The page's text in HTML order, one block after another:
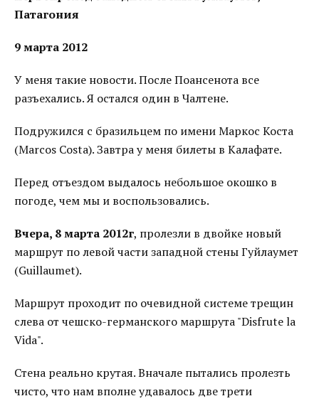
Патагония
9 марта 2012
У меня такие новости. После Поансенота все
разъехались. Я остался один в Чалтене.
Подружился с бразильцем по имени Маркос Коста
(Marcos Costa). Завтра у меня билеты в Калафате.
Перед отъездом выдалось небольшое окошко в
погоде, чем мы и воспользовались.
Вчера, 8 марта 2012г, пролезли в двойке новый
маршрут по левой части западной стены Гуйлаумет
(Guillaumet).
Маршрут проходит по очевидной системе трещин
слева от чешско-германского маршрута "Disfrute la
Vida".
Стена реально крутая. Вначале пытались пролезть
чисто, что нам вполне удавалось две трети